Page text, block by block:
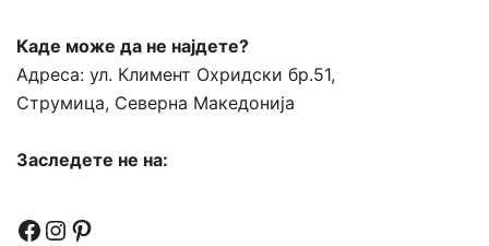
Каде може да не најдете?
Адреса: ул. Климент Охридски бр.51,
Струмица, Северна Македонија
Заследете не на:
Facebook
Instagram
Pinterest